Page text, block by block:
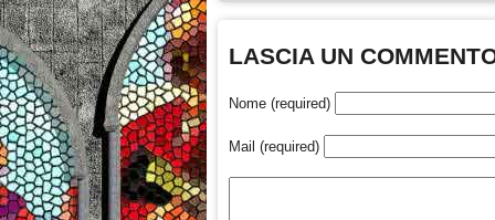
LASCIA UN
Nome (required)
Mail (required)